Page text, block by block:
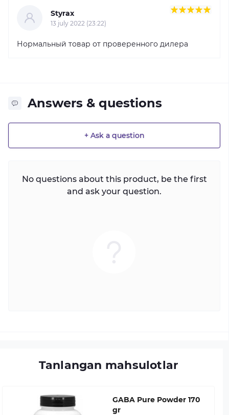
Styrax
13 july 2022 (23:22)
Нормальный товар от проверенного дилера
Answers & questions
+ Ask a question
No questions about this product, be the first
and ask your question.
Tanlangan mahsulotlar
GABA Pure Powder 170
gr